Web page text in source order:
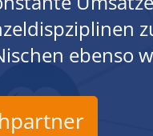
ebenso